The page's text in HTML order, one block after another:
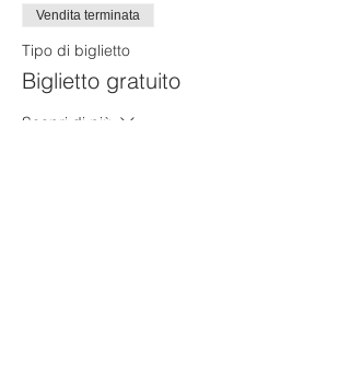
Vendita terminata
Tipo di biglietto
Biglietto gratuito
Scopri di più